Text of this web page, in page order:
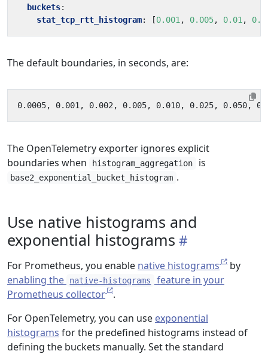
buckets:
stat_tcp_rtt_histogram: [0.001 , 0.005, 0.01 ,
The default boundaries, in seconds, are:
The OpenTelemetry exporter ignores explicit
boundaries when
histogram_aggregation is
base2_exponential_bucket_histogram .
Use native histograms and
exponential histograms
For Prometheus, you enable native histograms
by
enabling the
native-histograms
feature in your
Prometheus collector
.
For OpenTelemetry, you can use exponential
histograms for the predefined histograms instead of
defining the buckets manually. Set the standard